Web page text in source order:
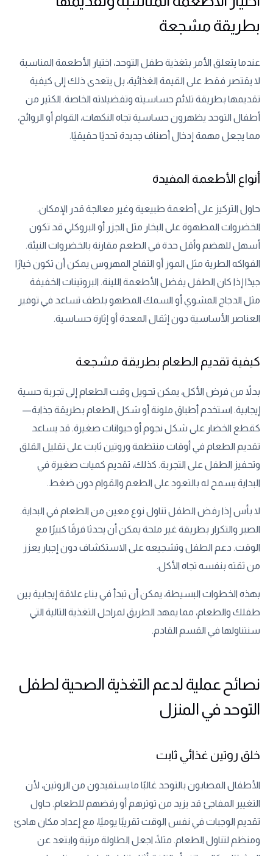
بطريقة مشجعة
عندما يتعلق الأمر بتغذية طفل التوحد، اختيار الأطعمة المناسبة
لا يقتصر فقط على القيمة الغذائية، بل يتعدى ذلك إلى كيفية
تقديمها بطريقة تلائم حساسيته وتفضيلاته الخاصة. الكثير من
أطفال التوحد يظهرون حساسية تجاه النكهات، القوام أو الروائح،
مما يجعل مهمة إدخال أصناف جديدة تحديًا حقيقيًا.
أنواع الأطعمة المفيدة
حاول التركيز على أطعمة طبيعية وغير معالجة قدر الإمكان.
الخضروات المطهوة على البخار مثل الجزر أو البروكلي قد تكون
أسهل للهضم وأقل حدة في الطعم مقارنة بالخضروات النيئة.
الفواكه الطرية مثل الموز أو التفاح المهروس يمكن أن تكون خيارًا
جيدًا إذا كان الطفل يفضل الأطعمة اللينة. البروتينات الخفيفة
مثل الدجاج المشوي أو السمك المطهو بلطف تساعد في توفير
العناصر الأساسية دون إثقال المعدة أو إثارة حساسية.
كيفية تقديم الطعام بطريقة مشجعة
بدلاً من فرض الأكل، يمكن تحويل وقت الطعام إلى تجربة حسية
إيجابية. استخدم أطباق ملونة أو شكل الطعام بطريقة جذابة—
كقطع الخضار على شكل نجوم أو حيوانات صغيرة. قد يساعد
تقديم الطعام في أوقات منتظمة وروتين ثابت على تقليل القلق
وتحفيز الطفل على التجربة. كذلك، تقديم كميات صغيرة في
البداية يسمح له بالتعود على الطعم والقوام دون ضغط.
لا بأس إذا رفض الطفل تناول نوع معين من الطعام في البداية.
الصبر والتكرار بطريقة غير ملحة يمكن أن يحدثا فرقًا كبيرًا مع
الوقت. دعم الطفل وتشجيعه على الاستكشاف دون إجبار يعزز
من ثقته بنفسه تجاه الأكل.
بهذه الخطوات البسيطة، يمكن أن تبدأ في بناء علاقة إيجابية بين
طفلك والطعام، مما يمهد الطريق لمراحل التغذية التالية التي
سنتناولها في القسم القادم.
نصائح عملية لدعم التغذية الصحية لطفل
التوحد في المنزل
خلق روتين غذائي ثابت
الأطفال المصابون بالتوحد غالبًا ما يستفيدون من الروتين، لأن
التغيير المفاجئ قد يزيد من توترهم أو رفضهم للطعام. حاول
تقديم الوجبات في نفس الوقت تقريبًا يوميًا، مع إعداد مكان هادئ
ومنظم لتناول الطعام. مثلًا، اجعل الطاولة مرتبة وابتعد عن